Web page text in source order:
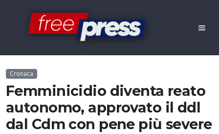
Cronaca
Femminicidio diventa reato
autonomo, approvato il ddl
dal Cdm con pene più severe